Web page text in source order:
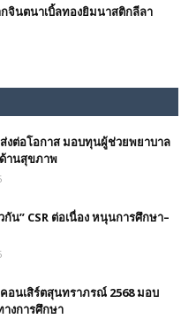
จินตนาเบิ้ลทองยิมนาสติกลีลา
งต่อโอกาส มอบทุนผู้ช่วยพยาบาล
านสุขภาพ
น” CSR ต่อเนื่อง หนุนการศึกษา–
นเสิร์ตสุนทราภรณ์ 2568 มอบ
งการศึกษา